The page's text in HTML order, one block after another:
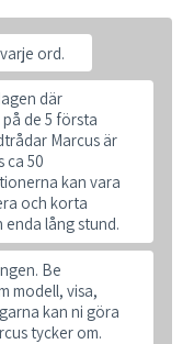
ord.
där
de 5 första
Marcus är
ca 50
kan vara
och korta
lång stund.
Be
modell, visa,
kan ni göra
tycker om.